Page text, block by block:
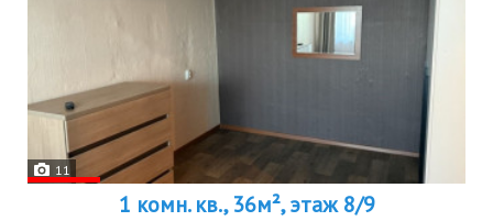
11
1 комн. кв., 36м², этаж 8/9